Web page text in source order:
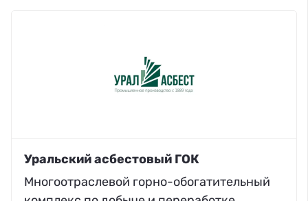
Уральский асбестовый ГОК
Многоотраслевой горно-обогатительный